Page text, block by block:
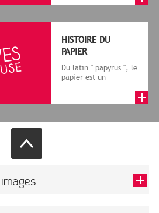
le cadre de la f...
HISTOIRE DU
PAPIER
Du latin " papyrus ", le
papier est un
végétales réduite...